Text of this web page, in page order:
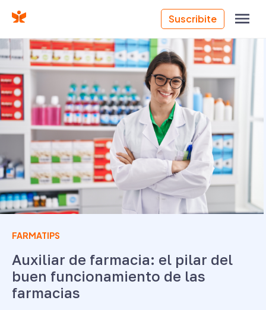
Suscribite
FARMATIPS
Auxiliar de farmacia: el pilar del
buen funcionamiento de las
farmacias